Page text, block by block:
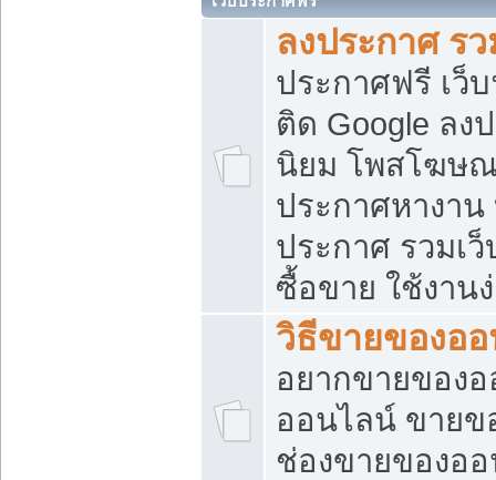
ลงประกาศ ร
ประกาศฟรี เว็
ติด Google ลง
นิยม โพสโฆษ
ประกาศหางาน
ประกาศ รวมเ
ซื้อขาย ใช้งาน
วิธีขายของอ
อยากขายของ
ออนไลน์ ขายข
ช่องขายของอ